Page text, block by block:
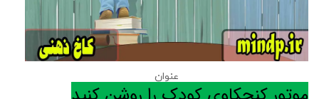
عنوان